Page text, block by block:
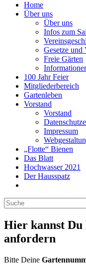
Home
Über uns
Über uns
Infos zum
Gesetze und
Freie Gärten
100 Jahr Feier
Mitgliederbereich
Gartenleben
Vorstand
Vorstand
Impressum
„Flotte“ Bienen
Das Blatt
Hochwasser 2021
Der Hausspatz
Hier kannst Du
anfordern
Bitte Deine